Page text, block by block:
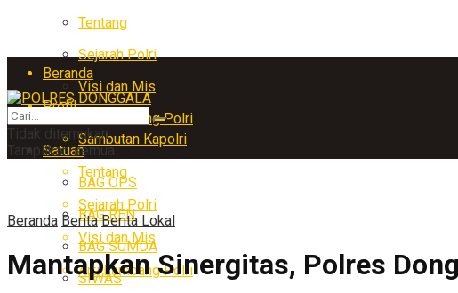
Tentang
Sejarah Polri
Visi dan Mis
Arti Lambang Polri
Satuan
BAG OPS
BAG REN
BAG SUMDA
SIWAS
Beranda
Profil
Sambutan Kapolri
Tentang
Sejarah Polri
Visi dan Mis
Arti Lambang Polri
Tidak ditemukan
Tampilkan semua
Beranda Berita Berita Lokal
Mantapkan Sinergitas, Polres